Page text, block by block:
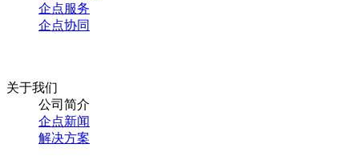
企点服务
企点协同
关于我们
公司简介
企点新闻
解决方案